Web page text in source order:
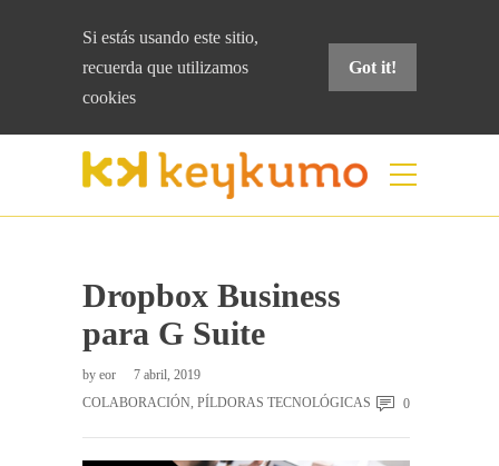
Si estás usando este sitio,
recuerda que utilizamos
cookies
Got it!
Home Píldoras tecnológicas
Business para G Suite
Dropbox Business
para G Suite
by eor
7 abril, 2019
COLABORACIÓN, PÍLDORAS TECNOLÓGICAS 0